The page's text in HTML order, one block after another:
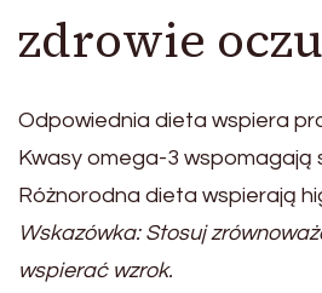
zdrowie oczu
Odpowiednia dieta wspiera
Kwasy omega-3 wspomagają
Różnorodna dieta wspierają
Wskazówka: Stosuj
wspierać wzrok.